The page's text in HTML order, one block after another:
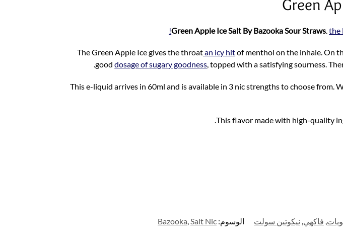
Green
Green Apple Ice Salt By Bazooka Sour Straws.the
The Green Apple Ice gives the throatan icy hitof menthol on the inhale. On
gooddosage of sugary goodness, topped with a satisfying sourness.
This e-liquid arrives in 60ml and is available in 3 nic strengths to choose from.
This flavor made with high-quality
, فاكهي, نيكوتين سولت الوسوم: Bazooka,Salt Nic